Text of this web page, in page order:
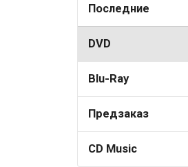
Последние
DVD
Blu-Ray
Предзаказ
CD Music